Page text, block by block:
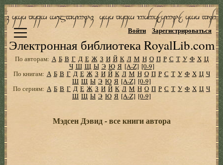
Электронная библиотека RoyalLib.com
Войти Зарегистрироваться
По авторам: А Б В Г Д Е Ж З И Й К Л М Н О П Р С Т У Ф Х Ц
Ч Ш Щ Ы Э Ю Я [A-Z] [0-9]
По книгам: А Б В Г Д Е Ж З И Й К Л М Н О П Р С Т У Ф Х Ц Ч
Ш Щ Ы Э Ю Я [A-Z] [0-9]
По сериям: А Б В Г Д Е Ж З И Й К Л М Н О П Р С Т У Ф Х Ц Ч
Ш Щ Ы Э Ю Я [A-Z] [0-9]
Мэдсен Дэвид - все книги автора